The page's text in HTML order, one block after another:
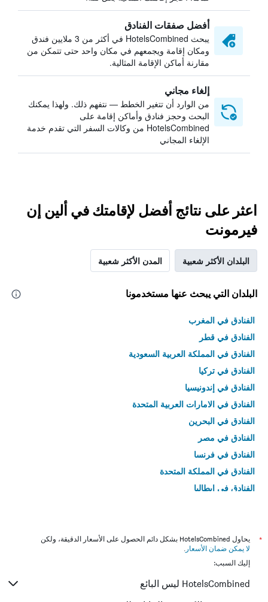
أفضل صفقات الفنادق
يبحث HotelsCombined في أكثر من 3 ملايين فندق
ومكان إقامة ويجمعهم في مكان واحد حتى تتمكن من
مقارنة أماكن الإقامة المثالية.
إلغاء مجاني
من الوارد أن تتغير الخطط — نتفهم ذلك. ولهذا يمكنك
البحث وحجز فنادق وأماكن إقامة على
HotelsCombined من وكالات السفر التي تقدم خدمة
الإلغاء المجاني
اعثر على نتائج أفضل لإقامتك في ألين إن
فيرمونت
البلدان الأكثر شعبية المدن الأكثر شعبية
البلدان التي يبحث عنها مستخدمونا
الفنادق في المغرب
الفنادق في قطر
الفنادق في المملكة العربية السعودية
الفنادق في تركيا
الفنادق في إندونيسيا
الفنادق في الامارات العربية المتحدة
الفنادق في البحرين
الفنادق في مصر
الفنادق في فرنسا
الفنادق في المملكة المتحدة
الفنادق في إيطاليا
*
يحاول HotelsCombined بشكل دائم الحصول على الأسعار الدقيقة، ولكن
لا يمكن ضمان الأسعار .
إليك السبب:
HotelsCombined ليس البائع